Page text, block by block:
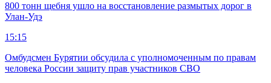
800 тонн щебня ушло на восстановление размытых дорог в
Улан-Удэ
15:15
Омбудсмен Бурятии обсудила с уполномоченным по правам
человека России защиту прав участников СВО